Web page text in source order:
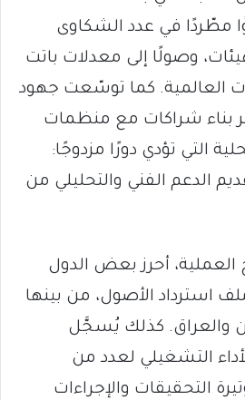
مطّردًا في عدد الشكاوى
وصولًا إلى معدلات باتت
العالمية. كما توسّعت جهود
بناء شراكات مع منظمات
التي تؤدي دورًا مزدوجًا:
الدعم الفني والتحليلي من
العملية، أحرز بعض الدول
استرداد الأصول، من بينها
والعراق. كذلك يُسجَّل
التشغيلي لعدد من
التحقيقات والإجراءات